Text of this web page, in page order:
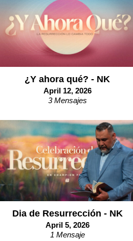
¿Y ahora qué? - NK
April 12, 2026
3 Mensajes
Dia de Resurrección - NK
April 5, 2026
1 Mensaje